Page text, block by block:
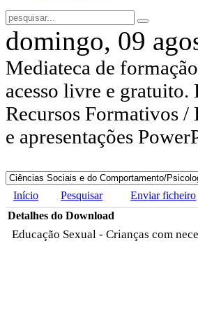
domingo, 09
Mediateca de
acesso livre e gratuito.
Recursos Formativos
e apresentações
Início Pesquisar Enviar ficheiro
Detalhes do Download
Educação Sexual - Crianças com